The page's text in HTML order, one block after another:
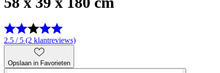
2.5 / 5 (2 klantreviews)
Opslaan in Favorieten